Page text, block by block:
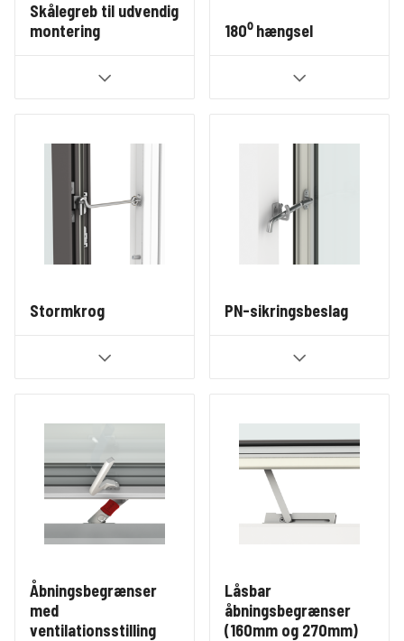
Skålegreb til udvendig
montering
180⁰ hængsel
Stormkrog PN-sikringsbeslag
Åbningsbegrænser
med
ventilationsstilling
Låsbar
åbningsbegrænser
(160mm og 270mm)